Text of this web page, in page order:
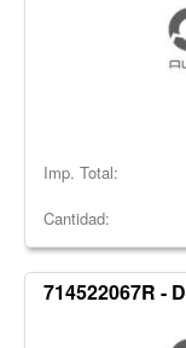
Imp. Total:
Cantidad:
714522067R -